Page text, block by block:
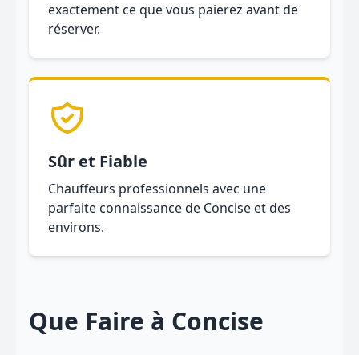
exactement ce que vous paierez avant de
réserver.
Sûr et Fiable
Chauffeurs professionnels avec une
parfaite connaissance de Concise et des
environs.
Que Faire à Concise